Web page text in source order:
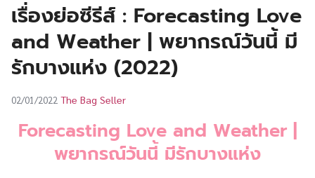
เรื่องย่อซีรีส์ : Forecasting Love
and Weather | พยากรณ์วันนี้ มี
รักบางแห่ง (2022)
02/01/2022 The Bag Seller
Forecasting Love and Weather |
พยากรณ์วันนี้ มีรักบางแห่ง